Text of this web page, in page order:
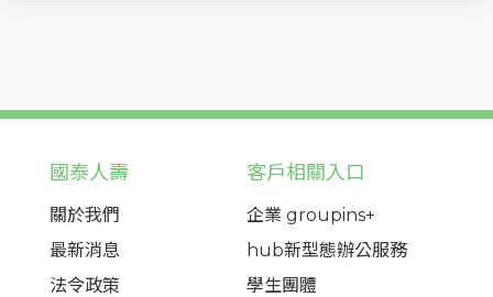
國泰人壽
關於我們
最新消息
法令政策
客戶相關入口
企業 groupins+
hub新型態辦公服務
學生團體